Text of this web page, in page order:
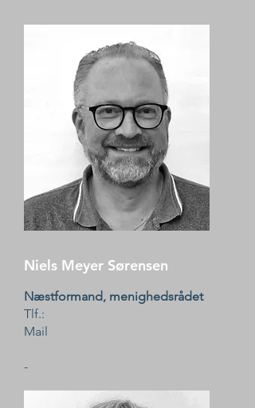
Niels Meyer Sørensen
Næstformand, menighedsrådet
Tlf.:
Mail
-